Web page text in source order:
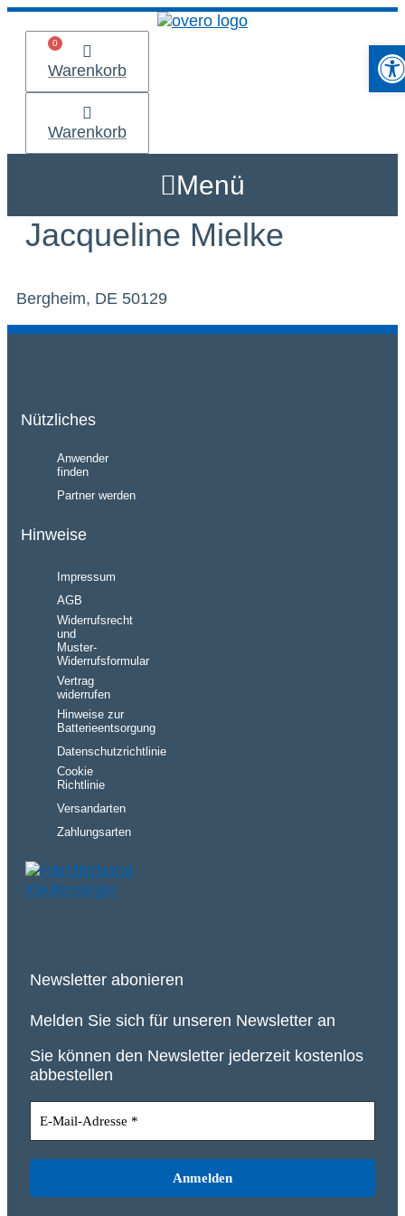
Zum
Inhalt
springen
Warenkorb
Warenkorb
Menü
Jacqueline Mielke
Bergheim, DE 50129
Nützliches
Anwender
finden
Partner werden
Hinweise
Impressum
AGB
Widerrufsrecht
und
Muster-
Widerrufsformular
Vertrag
widerrufen
Hinweise zur
Batterieentsorgung
Datenschutzrichtlinie
Cookie
Richtlinie
Versandarten
Zahlungsarten
Newsletter abonieren
Melden Sie sich für unseren Newsletter an
Sie können den Newsletter jederzeit kostenlos
abbestellen